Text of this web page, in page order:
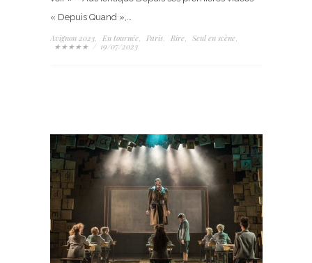
« Depuis Quand »,…
Avignon 2023, En tournée, Paris, Rire, Seul en scène,
★★★★★ / 19/07/2023